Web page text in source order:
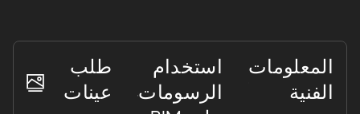
المعلومات
الفنية
استخدام
الرسومات
طلب
عينات